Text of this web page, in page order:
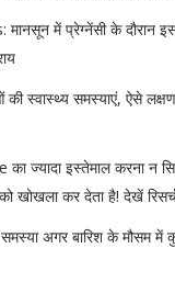
में प्रेग्नेंसी के दौरान
स्वास्थ्य समस्याएं, ऐसे
ज्यादा इस्तेमाल करना न
खोखला कर देता है! देखें
समस्या अगर बारिश के मौसम